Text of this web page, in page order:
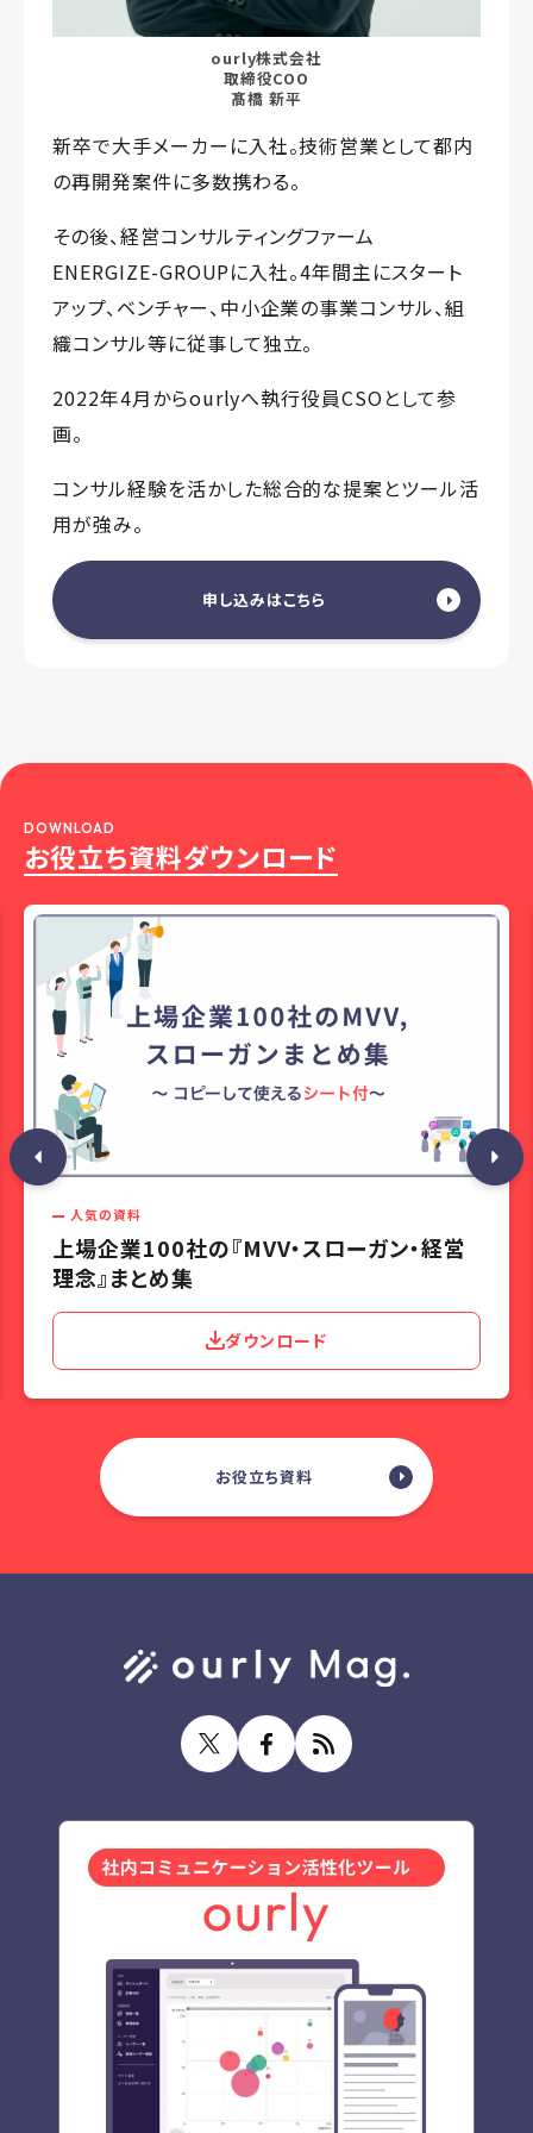
ourly株式会社
取締役COO
髙橋 新平
新卒で大手メーカーに入社。技術営業として都内
の再開発案件に多数携わる。
その後、経営コンサルティングファーム
ENERGIZE-GROUPに入社。4年間主にスタート
アップ、ベンチャー、中小企業の事業コンサル、組
織コンサル等に従事して独立。
2022年4月からourlyへ執行役員CSOとして参
画。
コンサル経験を活かした総合的な提案とツール活
用が強み。
申し込みはこちら
お役立ち資料ダウンロード
DOWNLOAD
人気の資料
上場企業100社の『MVV・スローガン・経営
理念』まとめ集
ダウンロード
お役立ち資料